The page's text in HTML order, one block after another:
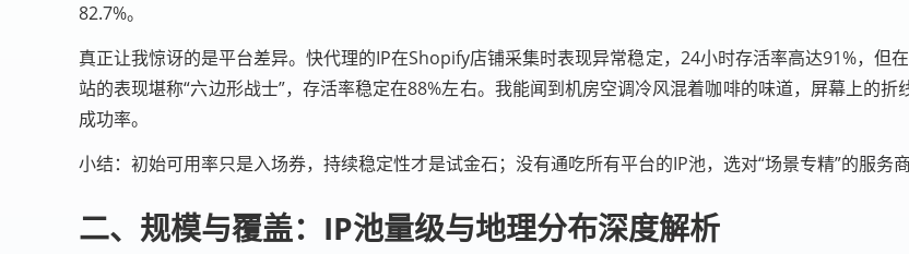
82.7%。
真正让我惊讶的是平台差异。快代理的IP在Shopify店铺采集时表现异常稳定，24小时存活率高达91%，
站的表现堪称“六边形战士”，存活率稳定在88%左右。我能闻到机房空调冷风混着咖啡的味道，屏幕上
成功率。
小结：初始可用率只是入场券，持续稳定性才是试金石；没有通吃所有平台的IP池，选对“场景专精”的服务商
二、规模与覆盖：IP池量级与地理分布深度解析